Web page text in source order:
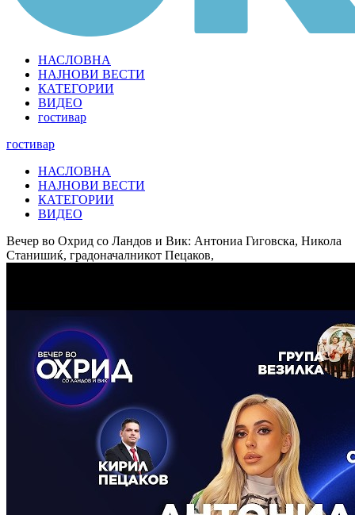
НАСЛОВНА
НАЈНОВИ ВЕСТИ
КАТЕГОРИИ
ВИДЕО
гостивар
гостивар
НАСЛОВНА
НАЈНОВИ ВЕСТИ
КАТЕГОРИИ
ВИДЕО
Вечер во Охрид со Ландов и Вик: Антониа Гиговска, Никола
Станишиќ, градоначалникот Пецаков,